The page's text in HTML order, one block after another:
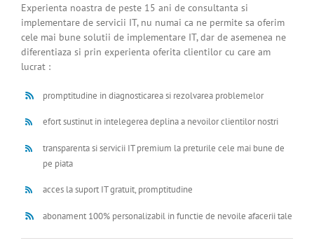
Experienta noastra de peste 15 ani de consultanta si
implementare de servicii IT, nu numai ca ne permite sa oferim
cele mai bune solutii de implementare IT, dar de asemenea ne
diferentiaza si prin experienta oferita clientilor cu care am
lucrat :
promptitudine in diagnosticarea si rezolvarea problemelor
efort sustinut in intelegerea deplina a nevoilor clientilor nostri
transparenta si servicii IT premium la preturile cele mai bune de
pe piata
acces la suport IT gratuit, promptitudine
abonament 100% personalizabil in functie de nevoile afacerii tale